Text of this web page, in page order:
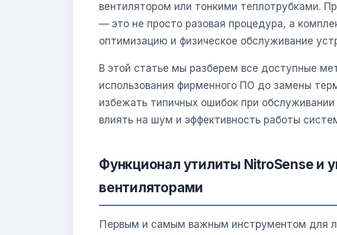
вентилятором или тонкими теплотрубками.
— это не просто разовая процедура, а
оптимизацию и физическое обслуживание
В этой статье мы разберем все доступные
использования фирменного ПО до замены
избежать типичных ошибок при
влиять на шум и эффективность работы
Функционал утилиты NitroSense и
вентиляторами
Первым и самым важным инструментом для